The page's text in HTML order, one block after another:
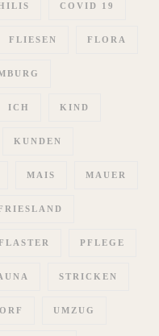
COVID 19
FLIESEN FLORA
ICH KIND
KUNDEN
MAIS MAUER
PFLEGE
STRICKEN
UMZUG